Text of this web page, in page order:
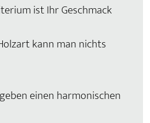
ist Ihr Geschmack
kann man nichts
einen harmonischen